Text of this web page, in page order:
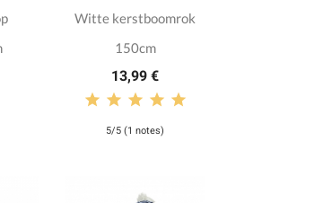
Witte kerstboomrok
150cm
13,99 €
5/5 (1 notes)